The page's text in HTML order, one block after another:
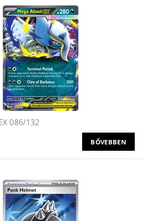
086/132
BŐVEBBEN